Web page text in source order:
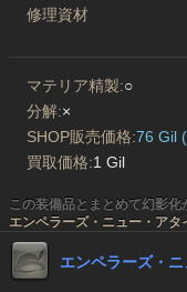
修理資材
マテリア精製:○
分解:×
SHOP販売価格:76 Gil
買取価格:1 Gil
この装備品とまとめて幻影化
エンペラーズ・ニュー・アタ
エンペラーズ・